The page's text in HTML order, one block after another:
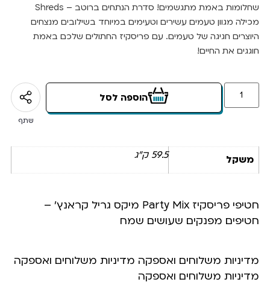
שחלומות באמת מתגשמים! סדרת הנתחים ברוטב – Shreds
מכילה מגוון טעמים עשירים וטעימים במיוחד בשילובים מנצחים
היוצרים חגיגה של טעמים. עם פריסקיז החתולים שלכם באמת
חוגגים את החיים!
הוספה לסל
שתף
משקל 59.5 ק"ג
חטיפי פריסקיז Party Mix מיקס גריל קראנץ’ –
חטיפים מפנקים שעושים שמח
מדיניות משלוחים ואספקה מדיניות משלוחים ואספקה
מדיניות משלוחים ואספקה